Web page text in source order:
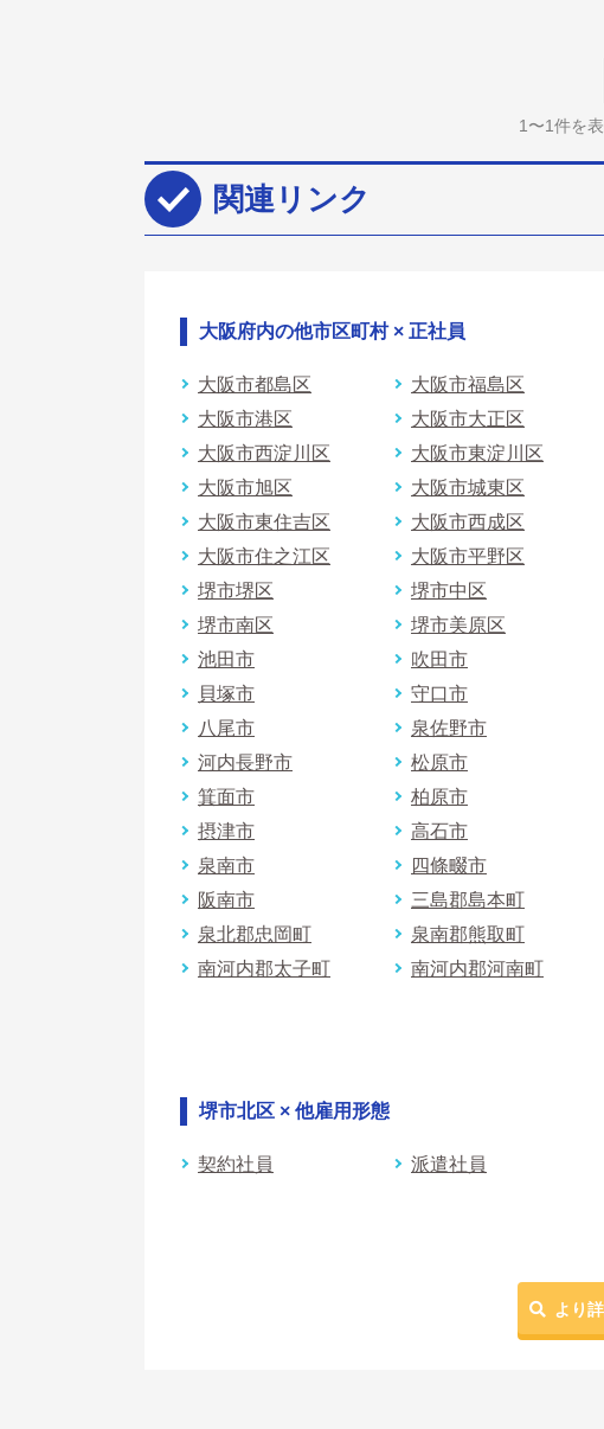
1〜1件を
関連リンク
大阪府内の他市区町村 × 正社員
大阪市都島区 大阪市福島区
大阪市港区
大阪市大正区
大阪市西淀川区
大阪市東淀川区
大阪市旭区
大阪市城東区
大阪市東住吉区
大阪市西成区
大阪市住之江区
大阪市平野区
堺市堺区
堺市中区
堺市南区
堺市美原区
池田市
吹田市
貝塚市
守口市
八尾市
泉佐野市
河内長野市
松原市
箕面市
柏原市
摂津市
高石市
泉南市
四條畷市
阪南市
三島郡島本町
泉北郡忠岡町
泉南郡熊取町
南河内郡太子町
南河内郡河南町
堺市北区 × 他雇用形態
契約社員 派遣社員
より